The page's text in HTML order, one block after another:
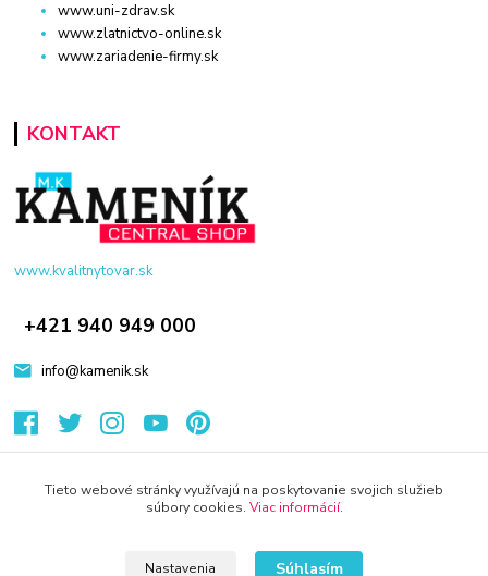
www.uni-zdrav.sk
www.zlatnictvo-online.sk
www.zariadenie-firmy.sk
KONTAKT
www.kvalitnytovar.sk
+421 940 949 000
info@kamenik.sk
Tieto webové stránky využívajú na poskytovanie svojich služieb
súbory cookies. Viac informácií.
Nastavenia Súhlasím